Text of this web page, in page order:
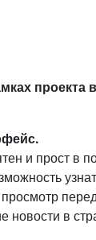
проекта
и прост в
просмотр
новости в